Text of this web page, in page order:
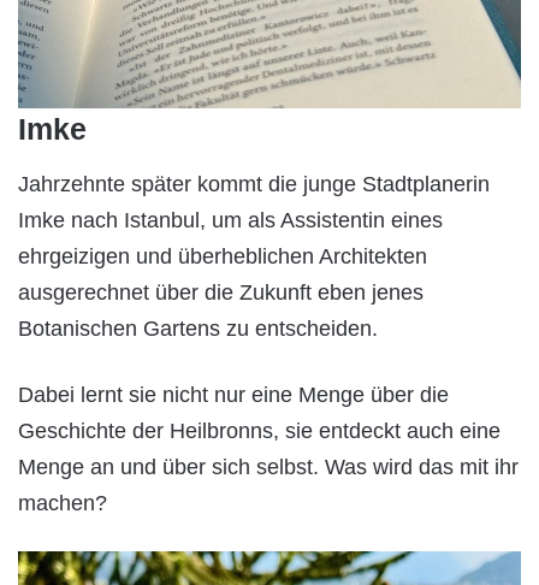
Imke
Jahrzehnte später kommt die junge Stadtplanerin
Imke nach Istanbul, um als Assistentin eines
ehrgeizigen und überheblichen Architekten
ausgerechnet über die Zukunft eben jenes
Botanischen Gartens zu entscheiden.
Dabei lernt sie nicht nur eine Menge über die
Geschichte der Heilbronns, sie entdeckt auch eine
Menge an und über sich selbst. Was wird das mit ihr
machen?